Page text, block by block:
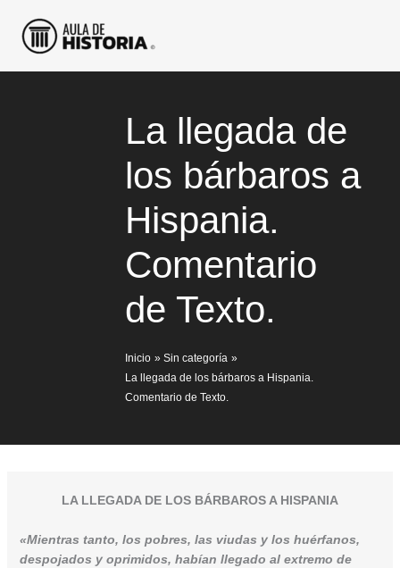
contenido
La llegada de
los bárbaros a
Hispania.
Comentario
de Texto.
Inicio
Sin categoría
La llegada de los bárbaros a Hispania.
Comentario de Texto.
LA LLEGADA DE LOS BÁRBAROS A HISPANIA
«Mientras tanto, los pobres, las viudas y los huérfanos,
despojados y oprimidos, habían llegado al extremo de